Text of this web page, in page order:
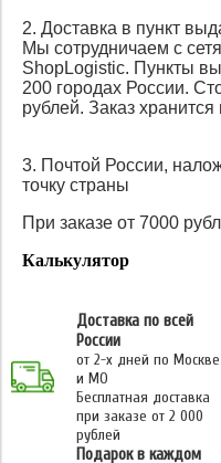
2. Доставка в пункт
Мы сотрудничаем с
ShopLogistic. Пункты
200 городах России.
рублей. Заказ
3. Почтой России,
точку страны
При заказе от 7000
Калькулятор
Доставка по всей
России
от 2-х дней по Москве
и МО
Бесплатная доставка
при заказе от 2 000
рублей
Подарок в каждом